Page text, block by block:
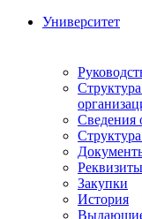
Университет
Сведения
Реквизиты
Закупки
История